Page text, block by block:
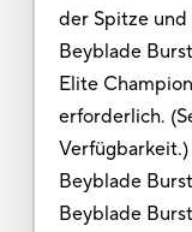
der Spitze und
Beyblade
Elite
erforderlich.
Beyblade
Beyblade